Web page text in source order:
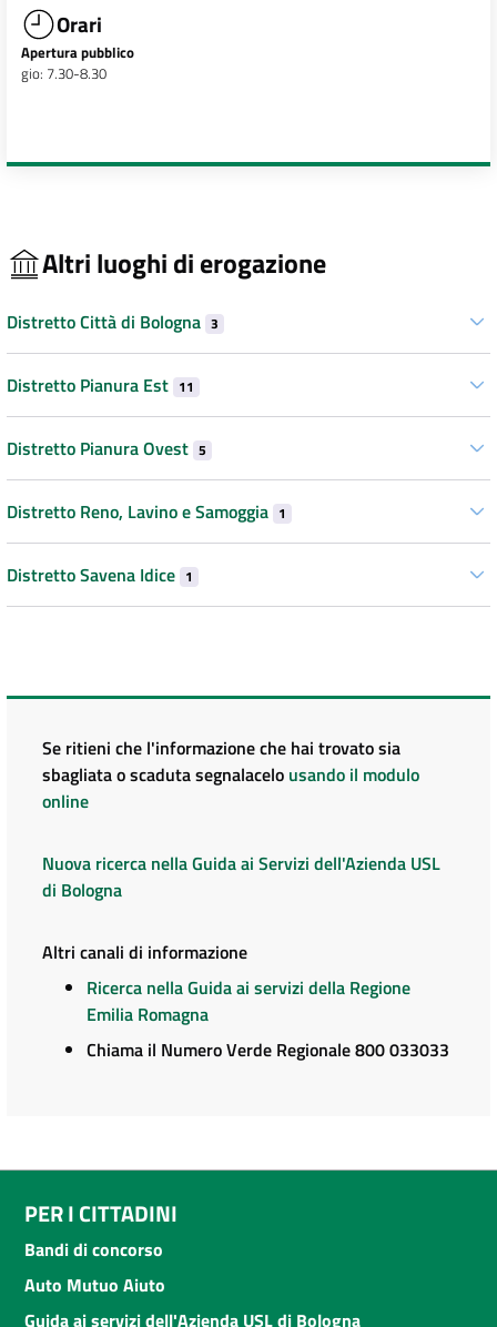
Orari
Apertura pubblico
gio: 7.30-8.30
Altri luoghi di erogazione
Distretto Città di Bologna 3
Distretto Pianura Est 11
Distretto Pianura Ovest 5
Distretto Reno, Lavino e Samoggia 1
Distretto Savena Idice 1
Se ritieni che l'informazione che hai trovato sia
sbagliata o scaduta segnalacelo usando il modulo
online
Nuova ricerca nella Guida ai Servizi dell'Azienda USL
di Bologna
Altri canali di informazione
Ricerca nella Guida ai servizi della Regione
Emilia Romagna
Chiama il Numero Verde Regionale 800 033033
PER I CITTADINI
Bandi di concorso
Auto Mutuo Aiuto
Guida ai servizi dell'Azienda USL di Bologna